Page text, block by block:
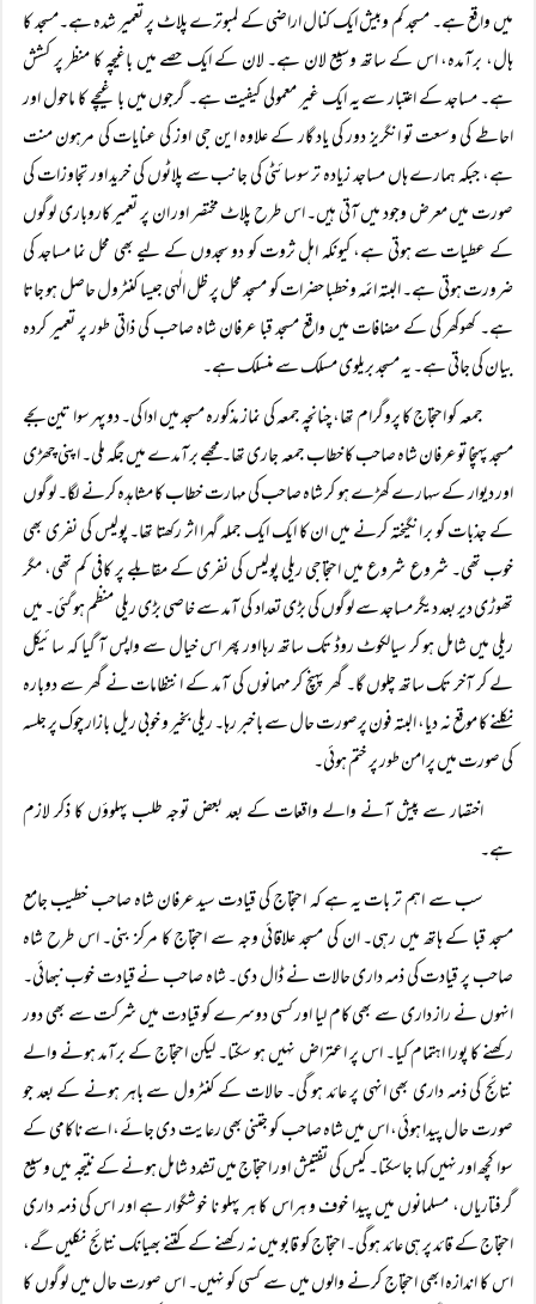
میں واقع ہے۔ مسجد کم وبیش ایک کنال اراضی کے لمبوترے پلاٹ پر تعمیر شدہ ہے۔مسجد کا
ہال، برآمدہ، اس کے ساتھ وسیع لان ہے۔ لان کے ایک حصے میں باغیچہ کا منظر پر کشش
ہے۔ مساجد کے اعتبار سے یہ ایک غیر معمولی کیفیت ہے۔ گرجوں میں باغیچے کا ماحول اور
احاطے کی وسعت تو انگریز دور کی یاد گار کے علاوہ این جی اوز کی عنایات کی مرہون منت
ہے، جبکہ ہمارے ہاں مساجد زیادہ تر سوسائٹی کی جانب سے پلاٹوں کی خرید اور تجاوزات کی
صورت میں معرض وجود میں آتی ہیں۔ اس طرح پلاٹ مختصر اور ان پر تعمیر کاروباری لوگوں
کے عطیات سے ہوتی ہے، کیونکہ اہل ثروت کو دو سجدوں کے لیے بھی محل نما مساجد کی
ضرورت ہوتی ہے۔ البتہ ائمہ و خطبا حضرات کو مسجد محل پر ظل الٰہی جیسا کنٹرول حاصل ہو جاتا
ہے۔ کھوکھر کی کے مضافات میں واقع مسجد قبا عرفان شاہ صاحب کی ذاتی طور پر تعمیر کردہ
بیان کی جاتی ہے۔ یہ مسجد بریلوی مسلک سے منسلک ہے۔
جمعہ کو احتجاج کا پروگرام تھا، چنانچہ جمعہ کی نماز مذکورہ مسجد میں ادا کی۔ دوپہر سوا تین بجے
مسجد پہنچا تو عرفان شاہ صاحب کا خطاب جمعہ جاری تھا۔ مجھے برآمدے میں جگہ ملی۔ اپنی چھڑی
اور دیوار کے سہارے کھڑے ہو کر شاہ صاحب کی مہارت خطاب کا مشاہدہ کرنے لگا۔ لوگوں
کے جذبات کو بر انگیختہ کرنے میں ان کا ایک ایک جملہ گہرا اثر رکھتا تھا۔ پولیس کی نفری بھی
خوب تھی۔ شروع شروع میں احتجاجی ریلی پولیس کی نفری کے مقابلے پر کافی کم تھی، مگر
تھوڑی دیر بعد دیگر مساجد سے لوگوں کی بڑی تعداد کی آمد سے خاصی بڑی ریلی منظم ہو گئی۔ میں
ریلی میں شامل ہو کر سیالکوٹ روڈ تک ساتھ رہا اور پھر اس خیال سے واپس آ گیا کہ سائیکل
لے کر آخر تک ساتھ چلوں گا۔ گھر پہنچ کر مہمانوں کی آمد کے انتظامات نے گھر سے دوبارہ
نکلنے کا موقع نہ دیا، البتہ فون پرصورت حال سے با خبر رہا۔ ریلی بخیر و خوبی ریل بازار چوک پر جلسہ
کی صورت میں پر امن طور پر ختم ہوئی۔
اختصار سے پیش آنے والے واقعات کے بعد بعض توجہ طلب پہلوؤں کا ذکر لازم
ہے۔
سب سے اہم تر بات یہ ہے کہ احتجاج کی قیادت سید عرفان شاہ صاحب خطیب جامع
مسجد قبا کے ہاتھ میں رہی۔ ان کی مسجد علاقائی وجہ سے احتجاج کا مرکز بنی۔ اس طرح شاہ
صاحب پر قیادت کی ذمہ داری حالات نے ڈال دی۔ شاہ صاحب نے قیادت خوب نبھائی۔
انہوں نے راز داری سے بھی کام لیا اور کسی دوسرے کو قیادت میں شرکت سے بھی دور
رکھنے کا پورا اہتمام کیا۔ اس پر اعتراض نہیں ہو سکتا۔ لیکن احتجاج کے برآمد ہونے والے
نتائج کی ذمہ داری بھی انہی پر عائد ہو گی۔ حالات کے کنٹرول سے باہر ہونے کے بعد جو
صورت حال پیدا ہوئی، اس میں شاہ صاحب کو جتنی بھی رعایت دی جائے، اسے ناکامی کے
سوا کچھ اور نہیں کہا جاسکتا۔ کیس کی تفتیش اور احتجاج میں تشدد شامل ہونے کے نتیجہ میں وسیع
گرفتاریاں، مسلمانوں میں پیدا خوف و ہراس کا ہر پہلو نا خوشگوار ہے اور اس کی ذمہ داری
احتجاج کے قائد پر ہی عائد ہو گی۔ احتجاج کو قابو میں نہ رکھنے کے کتنے بھیانک نتائج نکلیں گے،
اس کا اندازہ ابھی احتجاج کرنے والوں میں سے کسی کو نہیں۔ اس صورت حال میں لوگوں کا